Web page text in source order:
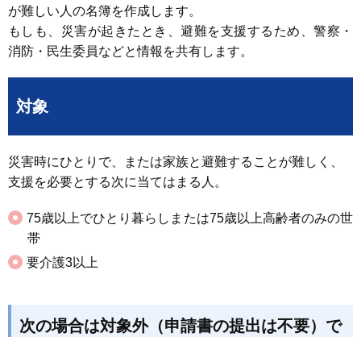
が難しい人の名簿を作成します。
もしも、災害が起きたとき、避難を支援するため、警察・
消防・民生委員などと情報を共有します。
対象
災害時にひとりで、または家族と避難することが難しく、
支援を必要とする次に当てはまる人。
75歳以上でひとり暮らしまたは75歳以上高齢者のみの世
帯
要介護3以上
次の場合は対象外（申請書の提出は不要）で